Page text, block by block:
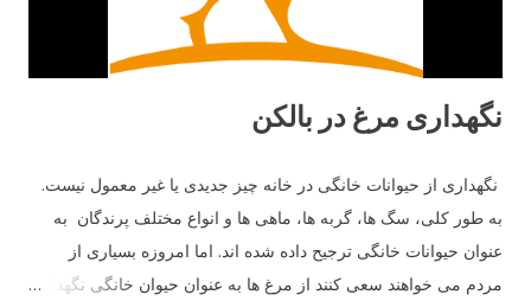
نگهداری مرغ در بالکن
نگهداری از حیوانات خانگی در خانه چیز جدیدی یا غیر معمول نیست.
به طور کلی، سگ ها، گربه ها، ماهی ها و انواع مختلف پرندگان به
عنوان حیوانات خانگی ترجیح داده شده اند. اما امروزه بسیاری از
مردم می خواهند سعی کنند از مرغ ها به عنوان حیوان خانگی نگهداری